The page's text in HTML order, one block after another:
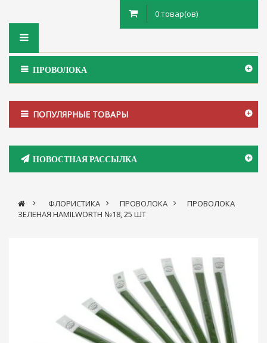
0 товар(ов)
Toggle
ПРОВОЛОКА
ПОПУЛЯРНЫЕ ТОВАРЫ
НОВОСТНАЯ РАССЫЛКА
> ФЛОРИСТИКА > ПРОВОЛОКА >
ПРОВОЛОКА
ЗЕЛЕНАЯ HAMILWORTH №18, 25 ШТ